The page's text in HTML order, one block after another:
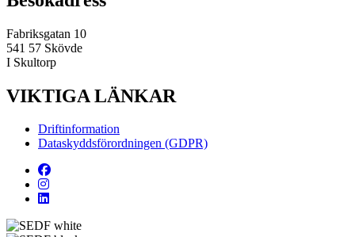
Fabriksgatan 10
541 57 Skövde
I Skultorp
VIKTIGA LÄNKAR
Driftinformation
Dataskyddsförordningen (GDPR)